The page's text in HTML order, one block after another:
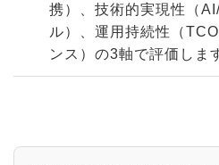
携）、技術的実現性（
ル）、運用持続性（
ンス）の3軸で評価しま